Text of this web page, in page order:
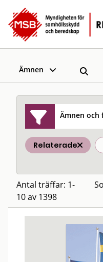
Ämnen
Ämnen och
Relaterade
Antal träffar: 1-
10 av 1398